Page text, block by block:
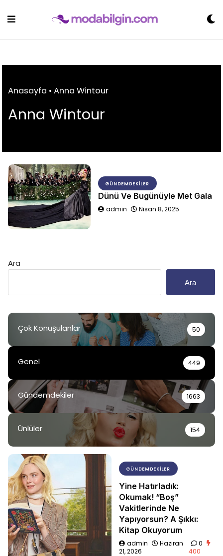
Anasayfa • Anna Wintour
Anna Wintour
GÜNDEMDEKILER
Dünü Ve Bugünüyle Met Gala
admin Nisan 8, 2025
Ara
Ara
Çok Konuşulanlar 50
Genel 449
Gündemdekiler 1663
Ünlüler 154
GÜNDEMDEKILER
Yine Hatırladık:
Okumak! “Boş”
Vakitlerinde Ne
Yapıyorsun? A Şıkkı:
Kitap Okuyorum
admin
Haziran
21, 2026
0
400